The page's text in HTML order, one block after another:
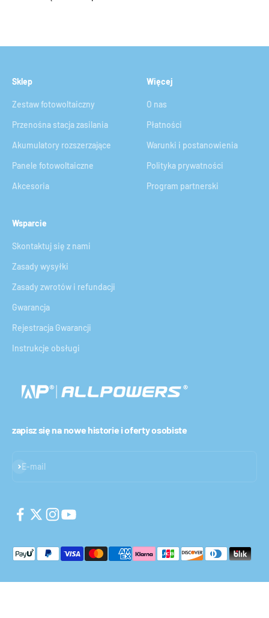
Sklep
Zestaw fotowoltaiczny
Przenośna stacja zasilania
Akumulatory rozszerzające
Panele fotowoltaiczne
Akcesoria
Więcej
O nas
Płatności
Warunki i postanowienia
Polityka prywatności
Program partnerski
Wsparcie
Skontaktuj się z nami
Zasady wysyłki
Zasady zwrotów i refundacji
Gwarancja
Rejestracja Gwarancji
Instrukcje obsługi
zapisz się na nowe historie i oferty osobiste
E-mail
Subskrybuj